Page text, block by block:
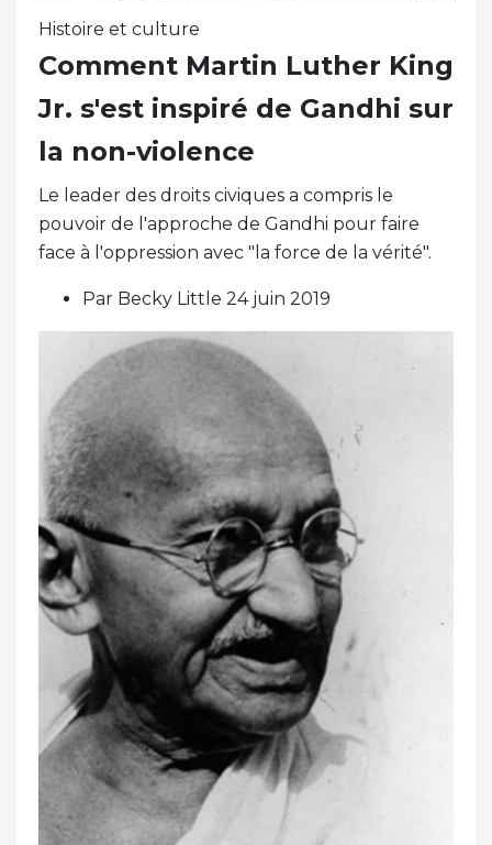
Histoire et culture
Comment Martin Luther King
Jr. s'est inspiré de Gandhi sur
la non-violence
Le leader des droits civiques a compris le
pouvoir de l'approche de Gandhi pour faire
face à l'oppression avec "la force de la vérité".
Par Becky Little 24 juin 2019